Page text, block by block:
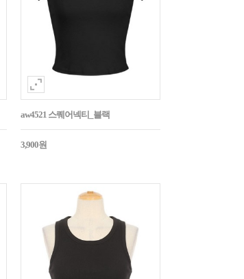
aw4521 스퀘어넥티_블랙
3,900원